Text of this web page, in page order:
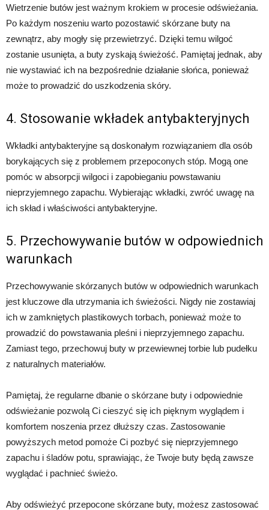
Wietrzenie butów jest ważnym krokiem w procesie odświeżania.
Po każdym noszeniu warto pozostawić skórzane buty na
zewnątrz, aby mogły się przewietrzyć. Dzięki temu wilgoć
zostanie usunięta, a buty zyskają świeżość. Pamiętaj jednak, aby
nie wystawiać ich na bezpośrednie działanie słońca, ponieważ
może to prowadzić do uszkodzenia skóry.
4. Stosowanie wkładek antybakteryjnych
Wkładki antybakteryjne są doskonałym rozwiązaniem dla osób
borykających się z problemem przepoconych stóp. Mogą one
pomóc w absorpcji wilgoci i zapobieganiu powstawaniu
nieprzyjemnego zapachu. Wybierając wkładki, zwróć uwagę na
ich skład i właściwości antybakteryjne.
5. Przechowywanie butów w odpowiednich
warunkach
Przechowywanie skórzanych butów w odpowiednich warunkach
jest kluczowe dla utrzymania ich świeżości. Nigdy nie zostawiaj
ich w zamkniętych plastikowych torbach, ponieważ może to
prowadzić do powstawania pleśni i nieprzyjemnego zapachu.
Zamiast tego, przechowuj buty w przewiewnej torbie lub pudełku
z naturalnych materiałów.
Pamiętaj, że regularne dbanie o skórzane buty i odpowiednie
odświeżanie pozwolą Ci cieszyć się ich pięknym wyglądem i
komfortem noszenia przez dłuższy czas. Zastosowanie
powyższych metod pomoże Ci pozbyć się nieprzyjemnego
zapachu i śladów potu, sprawiając, że Twoje buty będą zawsze
wyglądać i pachnieć świeżo.
Aby odświeżyć przepocone skórzane buty, możesz zastosować